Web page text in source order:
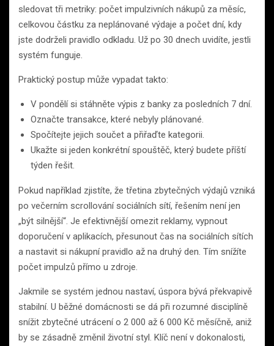
sledovat tři metriky: počet impulzivních nákupů za měsíc,
celkovou částku za neplánované výdaje a počet dní, kdy
jste dodrželi pravidlo odkladu. Už po 30 dnech uvidíte, jestli
systém funguje.
Praktický postup může vypadat takto:
V pondělí si stáhněte výpis z banky za posledních 7 dní.
Označte transakce, které nebyly plánované.
Spočítejte jejich součet a přiřaďte kategorii.
Ukažte si jeden konkrétní spouštěč, který budete příští
týden řešit.
Pokud například zjistíte, že třetina zbytečných výdajů vzniká
po večerním scrollování sociálních sítí, řešením není jen
„být silnější“. Je efektivnější omezit reklamy, vypnout
doporučení v aplikacích, přesunout čas na sociálních sítích
a nastavit si nákupní pravidlo až na druhý den. Tím snížíte
počet impulzů přímo u zdroje.
Jakmile se systém jednou nastaví, úspora bývá překvapivě
stabilní. U běžné domácnosti se dá při rozumné disciplíně
snížit zbytečné utrácení o 2 000 až 6 000 Kč měsíčně, aniž
by se zásadně změnil životní styl. Klíč není v dokonalosti,